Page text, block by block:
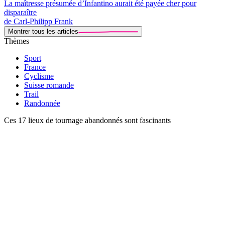
La maîtresse présumée d’Infantino aurait été payée cher pour
disparaître
de Carl-Philipp Frank
Montrer tous les articles
Thèmes
Sport
France
Cyclisme
Suisse romande
Trail
Randonnée
Ces 17 lieux de tournage abandonnés sont fascinants